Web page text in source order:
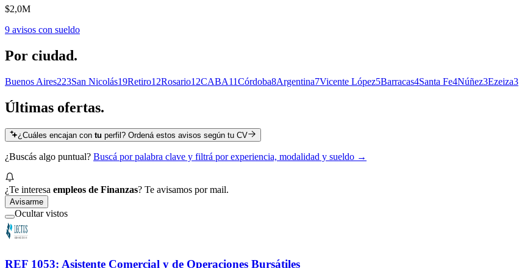
$2,0M
9 avisos con sueldo
Por ciudad.
Buenos Aires223San Nicolás19Retiro12Rosario12CABA11Córdoba8Argentina7Vicente López5Barracas4Santa Fe4Núñez3Ezeiza3
Últimas ofertas.
¿Cuáles encajan contu perfil? Ordená estos avisos según tu CV
¿Buscás algo puntual? Buscá por palabra clave y filtrá por experiencia, modalidad y sueldo →
¿Te interesa empleos de Finanzas? Te avisamos por mail.
Avisarme
Ocultar vistos
REF 1053: Asistente Comercial y de Operaciones Bursátiles